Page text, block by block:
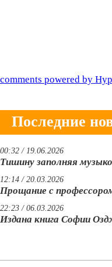
comments powered by
Последние
00:32 / 19.06.2026
Тишину заполняя
12:14 / 20.03.2026
Прощание с
22:23 / 06.03.2026
Издана книга Софии